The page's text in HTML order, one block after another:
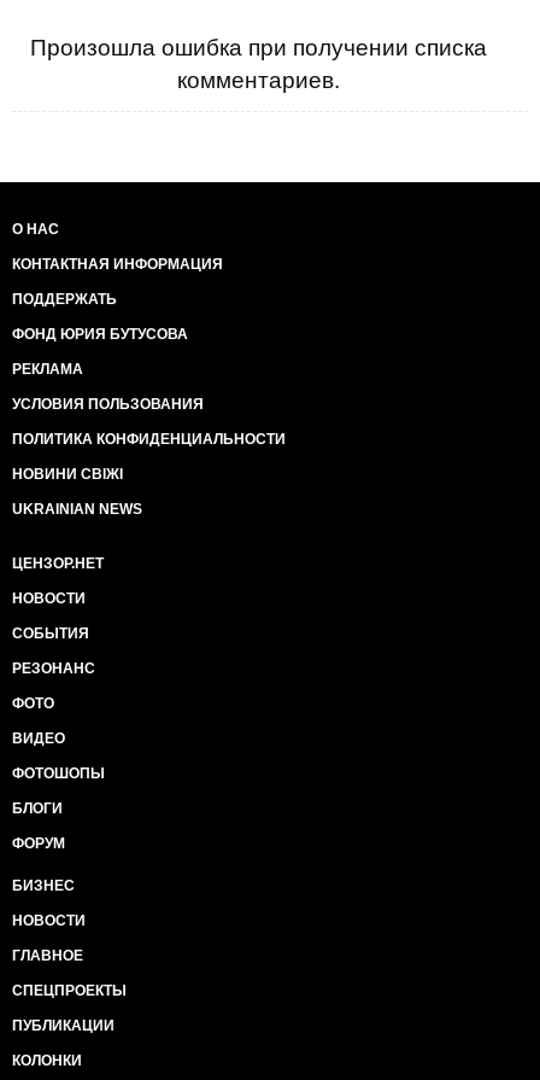
Произошла ошибка при получении списка
комментариев.
О НАС
КОНТАКТНАЯ ИНФОРМАЦИЯ
ПОДДЕРЖАТЬ
ФОНД ЮРИЯ БУТУСОВА
РЕКЛАМА
УСЛОВИЯ ПОЛЬЗОВАНИЯ
ПОЛИТИКА КОНФИДЕНЦИАЛЬНОСТИ
НОВИНИ СВІЖІ
UKRAINIAN NEWS
ЦЕНЗОР.НЕТ
НОВОСТИ
СОБЫТИЯ
РЕЗОНАНС
ФОТО
ВИДЕО
ФОТОШОПЫ
БЛОГИ
ФОРУМ
БИЗНЕС
НОВОСТИ
ГЛАВНОЕ
СПЕЦПРОЕКТЫ
ПУБЛИКАЦИИ
КОЛОНКИ